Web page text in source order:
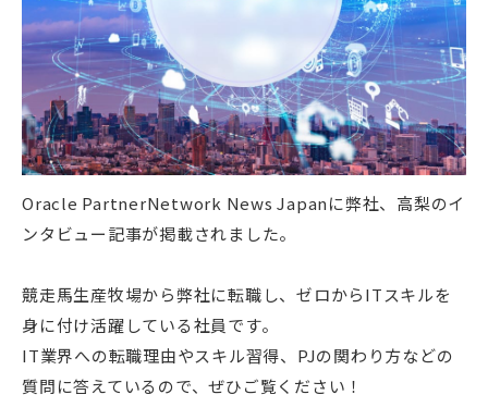
Oracle PartnerNetwork News Japanに弊社、高梨のイ
ンタビュー記事が掲載されました。
競走馬生産牧場から弊社に転職し、ゼロからITスキルを
身に付け活躍している社員です。
IT業界への転職理由やスキル習得、PJの関わり方などの
質問に答えているので、ぜひご覧ください！